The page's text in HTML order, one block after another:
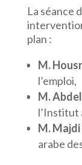
La séance
plan :
M.
l’emploi,
M.
l’Institut
M.
arabe